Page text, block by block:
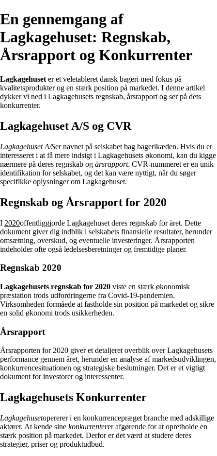
En gennemgang af
Lagkagehuset: Regnskab,
Årsrapport og Konkurrenter
Lagkagehuset er et veletableret dansk bageri med fokus på
kvalitetsprodukter og en stærk position på markedet. I denne artikel
dykker vi ned i Lagkagehusets regnskab, årsrapport og ser på dets
konkurrenter.
Lagkagehuset A/S og CVR
Lagkagehuset A/Ser navnet på selskabet bag bagerikæden. Hvis du er
interesseret i at få mere indsigt i Lagkagehusets økonomi, kan du kigge
nærmere på deres regnskab og årsrapport. CVR-nummeret er en unik
identifikation for selskabet, og det kan være nyttigt, når du søger
specifikke oplysninger om Lagkagehuset.
Regnskab og Årsrapport for 2020
I 2020offentliggjorde Lagkagehuset deres regnskab for året. Dette
dokument giver dig indblik i selskabets finansielle resultater, herunder
omsætning, overskud, og eventuelle investeringer. Årsrapporten
indeholder ofte også ledelsesberetninger og fremtidige planer.
Regnskab 2020
Lagkagehusets regnskab for 2020 viste en stærk økonomisk
præstation trods udfordringerne fra Covid-19-pandemien.
Virksomheden formåede at fastholde sin position på markedet og sikre
en solid økonomi trods usikkerheden.
Årsrapport
Årsrapporten for 2020 giver et detaljeret overblik over Lagkagehusets
performance gennem året, herunder en analyse af markedsudviklingen,
konkurrencesituationen og strategiske beslutninger. Det er et vigtigt
dokument for investorer og interessenter.
Lagkagehusets Konkurrenter
Lagkagehusetopererer i en konkurrencepræget branche med adskillige
aktører. At kende sine konkurrenterer afgørende for at opretholde en
stærk position på markedet. Derfor er det værd at studere deres
strategier, priser og produktudbud.